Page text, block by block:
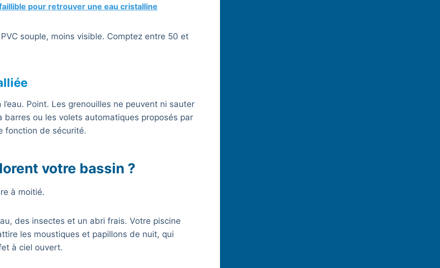
pour retrouver une eau cristalline
souple, moins visible. Comptez entre 50 et
Point. Les grenouilles ne peuvent ni sauter
ou les volets automatiques proposés par
fonction de sécurité.
votre bassin ?
à moitié.
des insectes et un abri frais. Votre piscine
les moustiques et papillons de nuit, qui
à ciel ouvert.